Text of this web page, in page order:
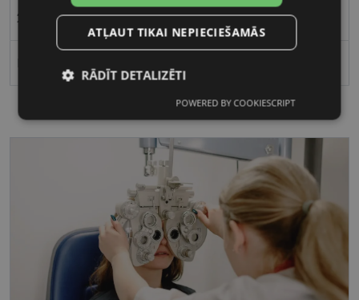
22
ATĻAUT TIKAI NEPIECIEŠAMĀS
RĀDĪT DETALIZĒTI
sīkdatnes
Statistikas
sīkdatnes
Mārketinga
sīkdatnes
Funkcionālās
sīkdatnes
POWERED BY COOKIESCRIPT